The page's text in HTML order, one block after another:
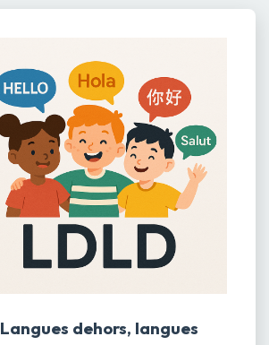
Langues dehors, langues